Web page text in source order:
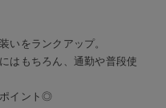
いをランクアップ。
はもちろん、通勤や普段使
イント◎